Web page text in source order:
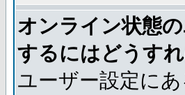
オンライン状態
するにはどうす
ユーザー設定に